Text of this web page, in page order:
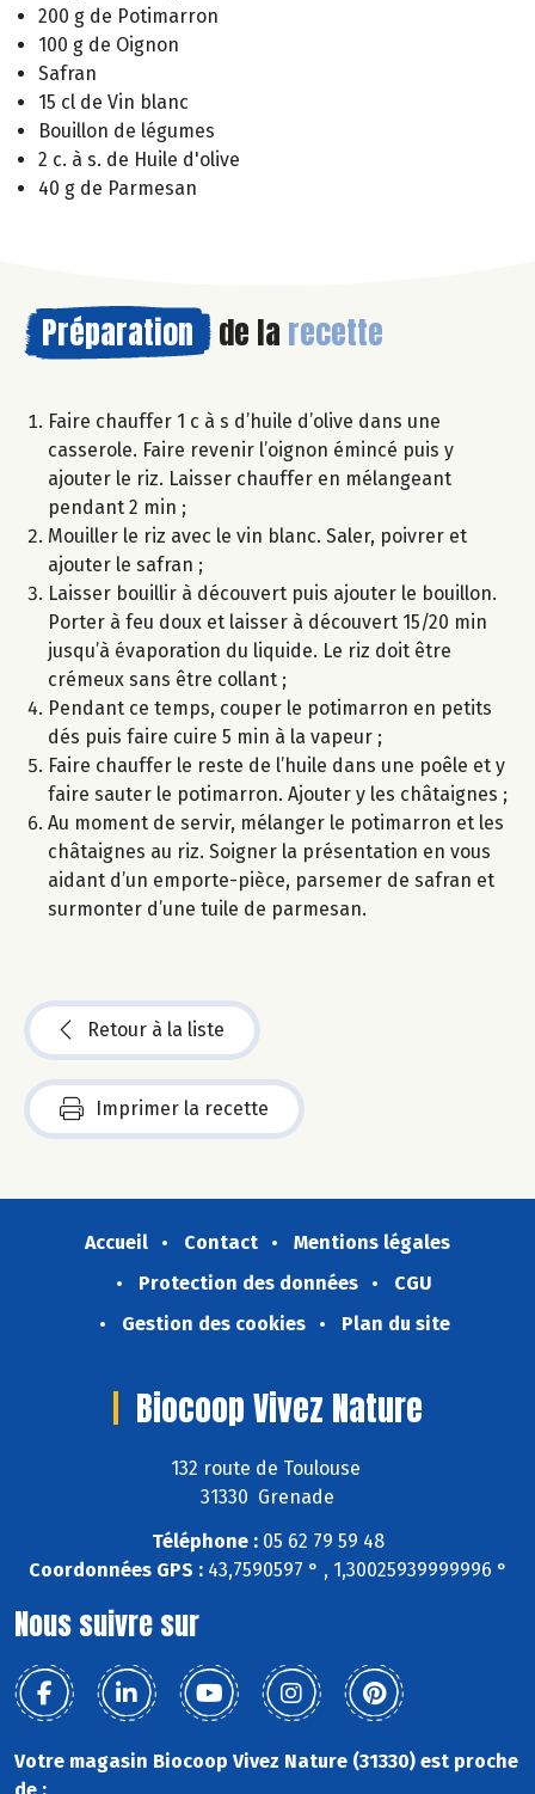
200 g de Potimarron
100 g de Oignon
Safran
15 cl de Vin blanc
Bouillon de légumes
2 c. à s. de Huile d'olive
40 g de Parmesan
Préparation de la recette
Faire chauffer 1 c à s d’huile d’olive dans une
casserole. Faire revenir l’oignon émincé puis y
ajouter le riz. Laisser chauffer en mélangeant
pendant 2 min ;
Mouiller le riz avec le vin blanc. Saler, poivrer et
ajouter le safran ;
Laisser bouillir à découvert puis ajouter le bouillon.
Porter à feu doux et laisser à découvert 15/20 min
jusqu’à évaporation du liquide. Le riz doit être
crémeux sans être collant ;
Pendant ce temps, couper le potimarron en petits
dés puis faire cuire 5 min à la vapeur ;
Faire chauffer le reste de l’huile dans une poêle et y
faire sauter le potimarron. Ajouter y les châtaignes ;
Au moment de servir, mélanger le potimarron et les
châtaignes au riz. Soigner la présentation en vous
aidant d’un emporte-pièce, parsemer de safran et
surmonter d’une tuile de parmesan.
Retour à la liste
Imprimer la recette
Accueil Contact
Mentions légales
Protection des données
CGU
Gestion des cookies
Plan du site
Biocoop Vivez Nature
132 route de Toulouse
31330 Grenade
Téléphone :05 62 79 59 48
Coordonnées GPS :43,7590597 ° , 1,30025939999996 °
Nous suivre sur
Votre magasin Biocoop Vivez Nature (31330) est proche